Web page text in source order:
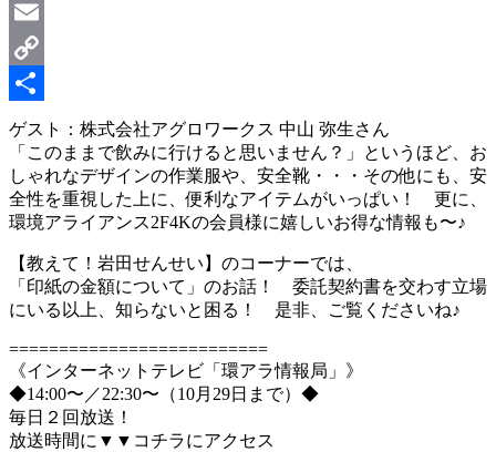
LinkedIn
Email
Copy
Link
共
有
ゲスト：株式会社アグロワークス 中山 弥生さん
「このままで飲みに行けると思いません？」というほど、お
しゃれなデザインの作業服や、安全靴・・・その他にも、安
全性を重視した上に、便利なアイテムがいっぱい！ 更に、
環境アライアンス2F4Kの会員様に嬉しいお得な情報も〜♪
【教えて！岩田せんせい】のコーナーでは、
「印紙の金額について」のお話！ 委託契約書を交わす立場
にいる以上、知らないと困る！ 是非、ご覧くださいね♪
==========================
《インターネットテレビ「環アラ情報局」》
◆14:00〜／22:30〜（10月29日まで）◆
毎日２回放送！
放送時間に▼▼コチラにアクセス